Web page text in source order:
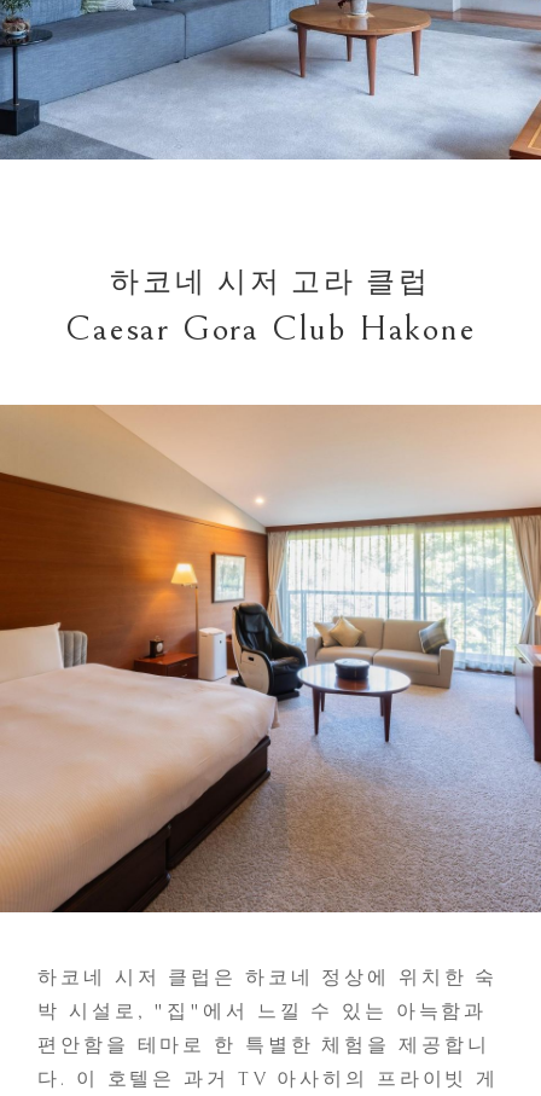
하코네 시저 고라 클럽
Caesar Gora Club Hakone
하코네 시저 클럽은 하코네 정상에 위치한 숙
박 시설로, "집"에서 느낄 수 있는 아늑함과
편안함을 테마로 한 특별한 체험을 제공합니
다. 이 호텔은 과거 TV 아사히의 프라이빗 게